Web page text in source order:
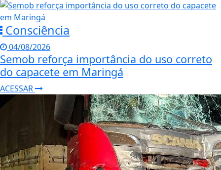
Consciência
04/08/2026
Semob reforça importância do uso correto
do capacete em Maringá
ACESSAR